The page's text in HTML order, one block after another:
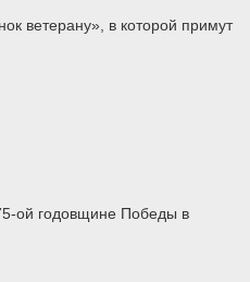
ветерану», в которой примут
ой годовщине Победы в